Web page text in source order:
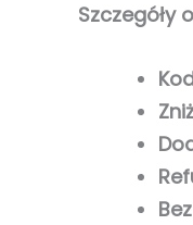
Szczegóły